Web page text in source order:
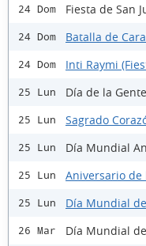
24 Dom Fiesta de San
24 Dom Batalla de
24 Dom Inti Raymi
25 Lun Día de la
25 Lun Sagrado
25 Lun Día Mundial
25 Lun Aniversario de
25 Lun Día Mundial
26 Mar Día Mundial